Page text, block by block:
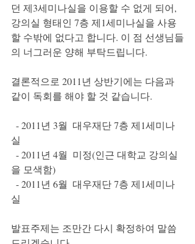
던 제3세미나실을 이용할 수 없게 되어,
강의실 형태인 7층 제1세미나실을 사용
할 수밖에 없다고 합니다. 이 점 선생님들
의 너그러운 양해 부탁드립니다.
결론적으로 2011년 상반기에는 다음과
같이 독회를 해야 할 것 같습니다.
실
을 모색함)
실
발표주제는 조만간 다시 확정하여 말씀